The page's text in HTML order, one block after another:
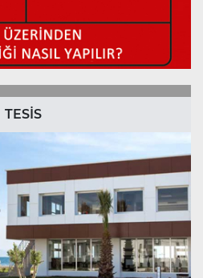
TESİS